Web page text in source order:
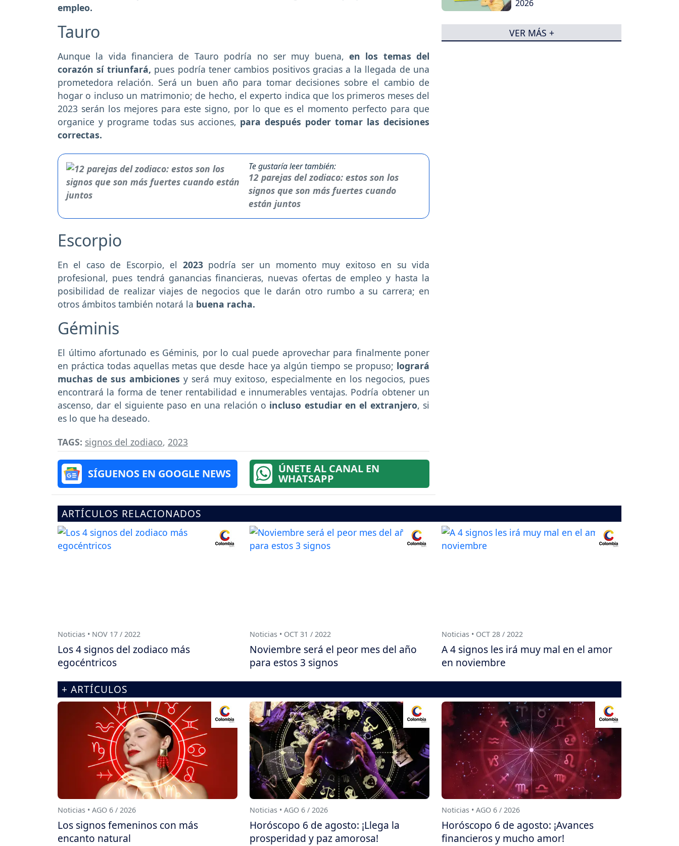
empleo.
Tauro
Aunque la vida financiera de Tauro podría no ser muy buena, en los temas del
corazón sí triunfará, pues podría tener cambios positivos gracias a la llegada de una
prometedora relación. Será un buen año para tomar decisiones sobre el cambio de
hogar o incluso un matrimonio; de hecho, el experto indica que los primeros meses del
2023 serán los mejores para este signo, por lo que es el momento perfecto para que
organice y programe todas sus acciones, para después poder tomar las decisiones
correctas.
Te gustaría leer también:
12 parejas del zodiaco: estos son los
signos que son más fuertes cuando
están juntos
Escorpio
En el caso de Escorpio, el 2023 podría ser un momento muy exitoso en su vida
profesional, pues tendrá ganancias financieras, nuevas ofertas de empleo y hasta la
posibilidad de realizar viajes de negocios que le darán otro rumbo a su carrera; en
otros ámbitos también notará la buena racha.
Géminis
El último afortunado es Géminis, por lo cual puede aprovechar para finalmente poner
en práctica todas aquellas metas que desde hace ya algún tiempo se propuso; logrará
muchas de sus ambiciones y será muy exitoso, especialmente en los negocios, pues
encontrará la forma de tener rentabilidad e innumerables ventajas. Podría obtener un
ascenso, dar el siguiente paso en una relación o incluso estudiar en el extranjero, si
es lo que ha deseado.
TAGS: signos del zodiaco, 2023
SÍGUENOS EN GOOGLE NEWS ÚNETE AL CANAL EN
WHATSAPP
2026
VER MÁS +
ARTÍCULOS RELACIONADOS
Noticias • NOV 17 / 2022
Los 4 signos del zodiaco más
egocéntricos
Noticias • OCT 31 / 2022
Noviembre será el peor mes del año
para estos 3 signos
Noticias • OCT 28 / 2022
A 4 signos les irá muy mal en el amor
en noviembre
+ ARTÍCULOS
Noticias • AGO 6 / 2026
Los signos femeninos con más
encanto natural
Noticias • AGO 6 / 2026
Horóscopo 6 de agosto: ¡Llega la
prosperidad y paz amorosa!
Noticias • AGO 6 / 2026
Horóscopo 6 de agosto: ¡Avances
financieros y mucho amor!